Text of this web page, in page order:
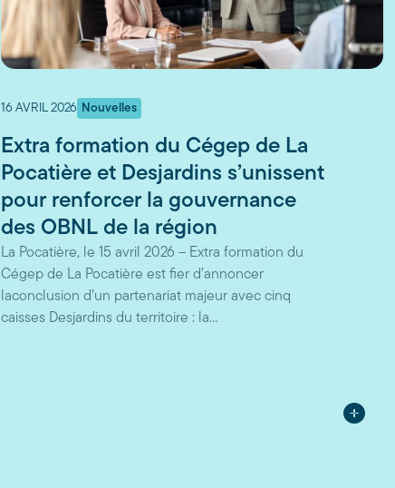
16 AVRIL 2026 Nouvelles
Extra formation du Cégep de La
Pocatière et Desjardins s’unissent
pour renforcer la gouvernance
des OBNL de la région
La Pocatière, le 15 avril 2026 – Extra formation du
Cégep de La Pocatière est fier d’annoncer
laconclusion d’un partenariat majeur avec cinq
caisses Desjardins du territoire : la…